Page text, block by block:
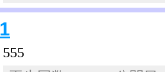
1
555